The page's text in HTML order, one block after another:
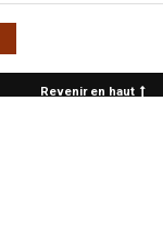
Revenir en haut